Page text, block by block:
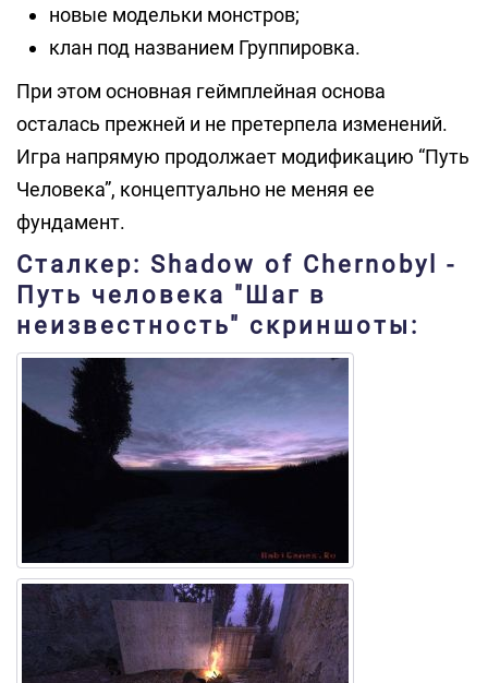
новые модельки монстров;
клан под названием Группировка.
При этом основная геймплейная основа
осталась прежней и не претерпела изменений.
Игра напрямую продолжает модификацию “Путь
Человека”, концептуально не меняя ее
фундамент.
Сталкер: Shadow of Chernobyl -
Путь человека "Шаг в
неизвестность" скриншоты: